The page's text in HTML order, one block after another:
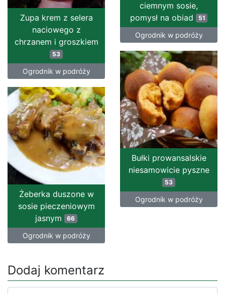
ciemnym sosie,
pomysł na obiad
51
Ogrodnik w podróży
Zupa krem z selera
naciowego z
chrzanem i groszkiem
53
Ogrodnik w podróży
Bułki prowansalskie
niesamowicie pyszne
53
Ogrodnik w podróży
Żeberka duszone w
sosie pieczeniowym
jasnym 66
Ogrodnik w podróży
Dodaj komentarz